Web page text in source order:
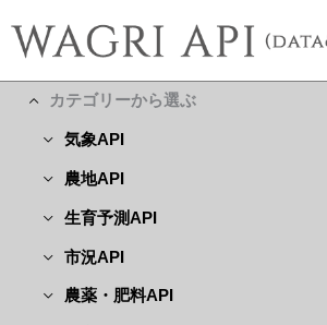
カテゴリーから選ぶ
気象API
農地API
生育予測API
市況API
農薬・肥料API